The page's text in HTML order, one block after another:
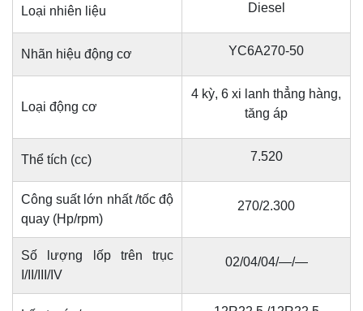
Loại nhiên liệu Diesel
Nhãn hiệu động cơ YC6A270-50
Loại động cơ
4 kỳ, 6 xi lanh thẳng hàng,
tăng áp
Thể tích (cc) 7.520
Công suất lớn nhất /tốc độ
quay (Hp/rpm)
270/2.300
Số lượng lốp trên trục
I/II/III/IV
02/04/04/—/—